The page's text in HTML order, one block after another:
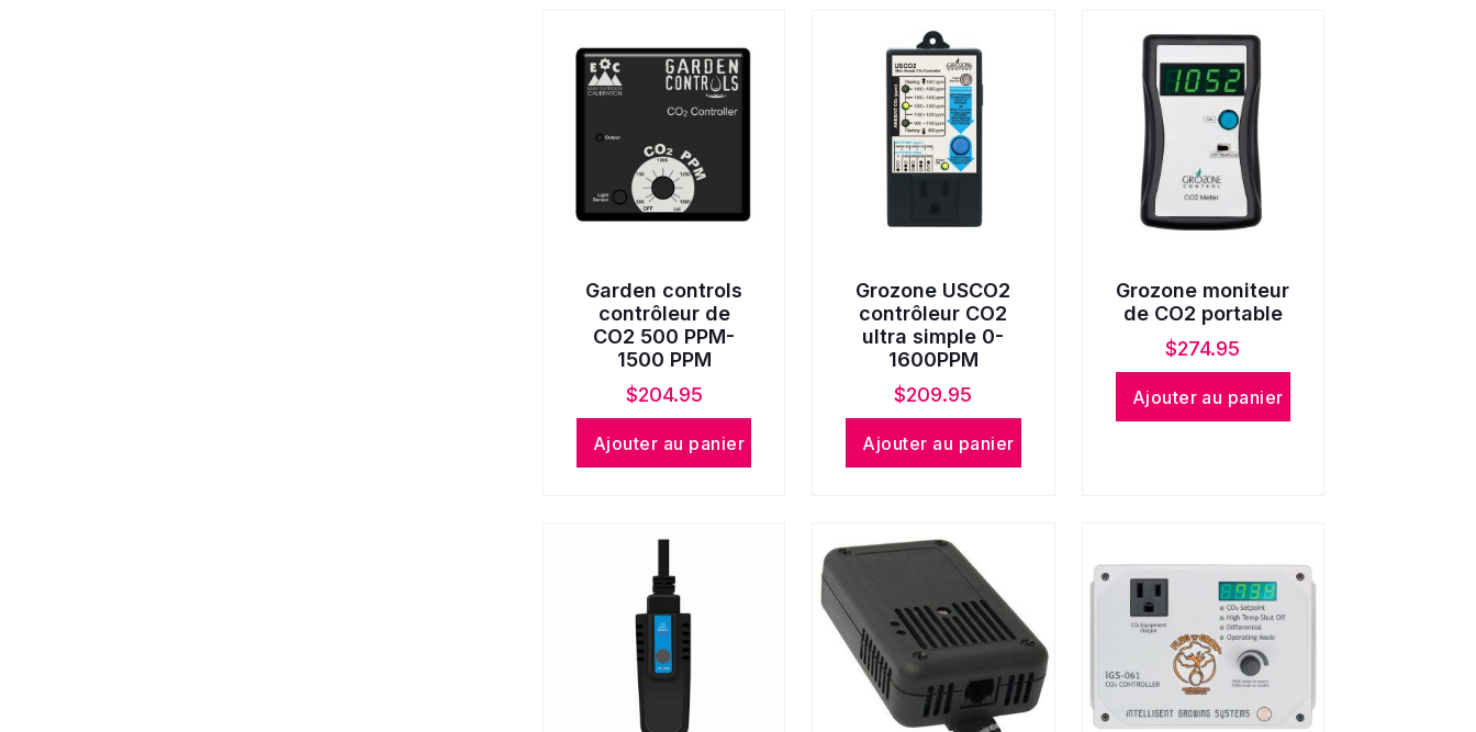
Garden controls
contrôleur de
CO2 500 PPM-
1500 PPM
$204.95
Ajouter au panier
Grozone USCO2
contrôleur CO2
ultra simple 0-
1600PPM
$209.95
Ajouter au panier
Grozone moniteur
de CO2 portable
$274.95
Ajouter au panier